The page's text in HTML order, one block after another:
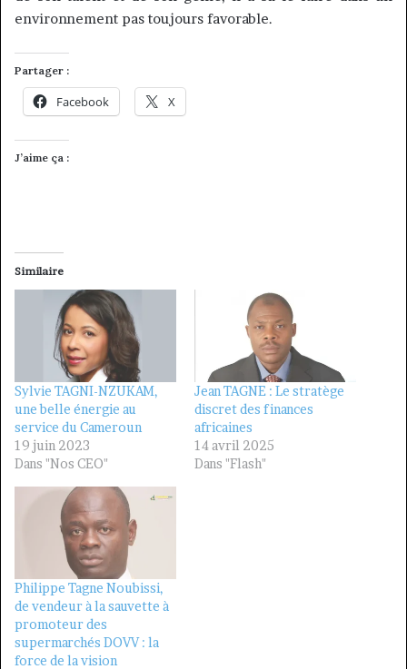
environnement pas toujours favorable.
Partager :
Facebook X
J’aime ça :
Similaire
Sylvie TAGNI-NZUKAM,
une belle énergie au
service du Cameroun
19 juin 2023
Dans "Nos CEO"
Jean TAGNE : Le stratège
discret des finances
africaines
14 avril 2025
Dans "Flash"
Philippe Tagne Noubissi,
de vendeur à la sauvette à
promoteur des
supermarchés DOVV : la
force de la vision